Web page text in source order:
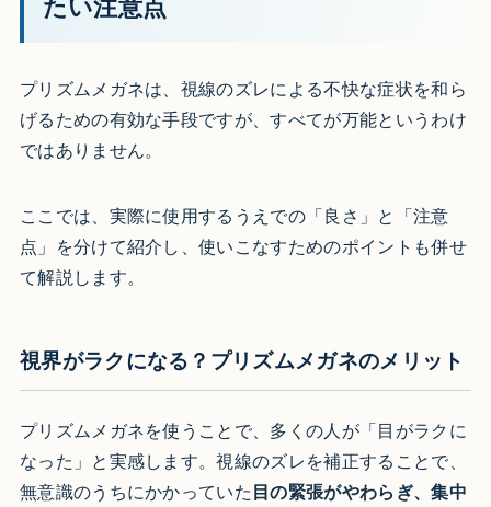
たい注意点
プリズムメガネは、視線のズレによる不快な症状を和ら
げるための有効な手段ですが、すべてが万能というわけ
ではありません。
ここでは、実際に使用するうえでの「良さ」と「注意
点」を分けて紹介し、使いこなすためのポイントも併せ
て解説します。
視界がラクになる？プリズムメガネのメリット
プリズムメガネを使うことで、多くの人が「目がラクに
なった」と実感します。視線のズレを補正することで、
無意識のうちにかかっていた 目の緊張がやわらぎ、集中